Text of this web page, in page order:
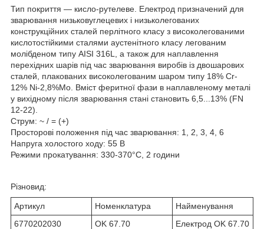
Тип покриття — кисло-рутелеве. Електрод призначений для
зварювання низьковуглецевих і низьколегованих
конструкційних сталей перлітного класу з високолегованими
кислотостійкими сталями аустенітного класу легованим
молібденом типу AISI 316L, а також для наплавлення
перехідних шарів під час зварювання виробів із двошарових
сталей, плакованих високолегованим шаром типу 18% Cr-
12% Ni-2,8%Mo. Вміст феритної фази в наплавленому металі
у вихідному після зварювання стані становить 6,5...13% (FN
12-22).
Струм: ~ / = (+)
Просторові положення під час зварювання: 1, 2, 3, 4, 6
Напруга холостого ходу: 55 В
Режими прокатування: 330-370°С, 2 години
Різновид:
Артикул Номенклатура
Найменування
6770202030
OK 67.70
Електрод OK 67.70